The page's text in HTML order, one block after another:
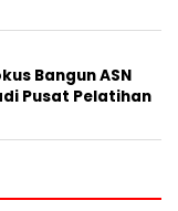
Bangun ASN
Pusat Pelatihan